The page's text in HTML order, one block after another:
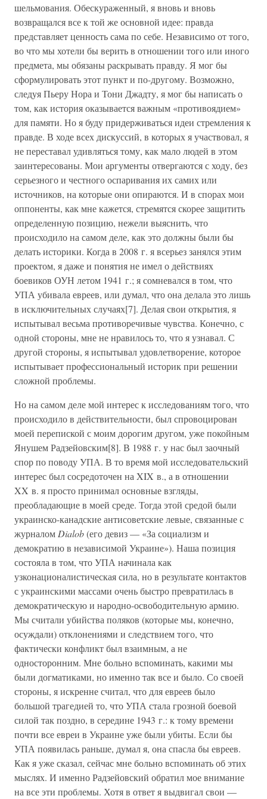
шельмования. Обескураженный, я вновь и вновь
возвращался все к той же основной идее: правда
представляет ценность сама по себе. Независимо от того,
во что мы хотели бы верить в отношении того или иного
предмета, мы обязаны раскрывать правду. Я мог бы
сформулировать этот пункт и по-другому. Возможно,
следуя Пьеру Нора и Тони Джадту, я мог бы написать о
том, как история оказывается важным «противоядием»
для памяти. Но я буду придерживаться идеи стремления к
правде. В ходе всех дискуссий, в которых я участвовал, я
не переставал удивляться тому, как мало людей в этом
заинтересованы. Мои аргументы отвергаются с ходу, без
серьезного и честного оспаривания их самих или
источников, на которые они опираются. И в спорах мои
оппоненты, как мне кажется, стремятся скорее защитить
определенную позицию, нежели выяснить, что
происходило на самом деле, как это должны были бы
делать историки. Когда в 2008 г. я всерьез занялся этим
проектом, я даже и понятия не имел о действиях
боевиков ОУН летом 1941 г.; я сомневался в том, что
УПА убивала евреев, или думал, что она делала это лишь
в исключительных случаях[7]. Делая свои открытия, я
испытывал весьма противоречивые чувства. Конечно, с
одной стороны, мне не нравилось то, что я узнавал. С
другой стороны, я испытывал удовлетворение, которое
испытывает профессиональный историк при решении
сложной проблемы.
Но на самом деле мой интерес к исследованиям того, что
происходило в действительности, был спровоцирован
моей перепиской с моим дорогим другом, уже покойным
Янушем Радзейовским[8]. В 1988 г. у нас был заочный
спор по поводу УПА. В то время мой исследовательский
интерес был сосредоточен на XIX в., а в отношении
XX в. я просто принимал основные взгляды,
преобладающие в моей среде. Тогда этой средой были
украинско-канадские антисоветские левые, связанные с
журналом Dialob(его девиз — «За социализм и
демократию в независимой Украине»). Наша позиция
состояла в том, что УПА начинала как
узконационалистическая сила, но в результате контактов
с украинскими массами очень быстро превратилась в
демократическую и народно-освободительную армию.
Мы считали убийства поляков (которые мы, конечно,
осуждали) отклонениями и следствием того, что
фактически конфликт был взаимным, а не
односторонним. Мне больно вспоминать, какими мы
были догматиками, но именно так все и было. Со своей
стороны, я искренне считал, что для евреев было
большой трагедией то, что УПА стала грозной боевой
силой так поздно, в середине 1943 г.: к тому времени
почти все евреи в Украине уже были убиты. Если бы
УПА появилась раньше, думал я, она спасла бы евреев.
Как я уже сказал, сейчас мне больно вспоминать об этих
мыслях. И именно Радзейовский обратил мое внимание
на все эти проблемы. Хотя в ответ я выдвигал свои —